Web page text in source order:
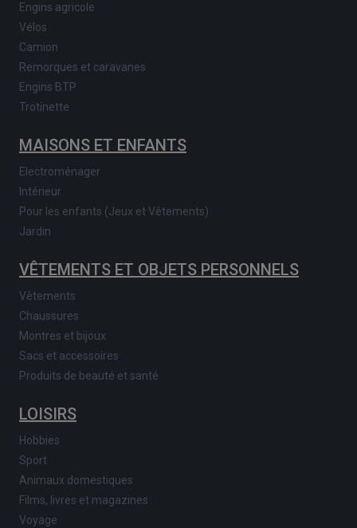
Engins agricole
Vélos
Camion
Remorques et caravanes
Engins BTP
Trotinette
MAISONS ET ENFANTS
Electroménager
Intérieur
Pour les enfants (Jeux et Vêtements)
Jardin
VÊTEMENTS ET OBJETS PERSONNELS
Vêtements
Chaussures
Montres et bijoux
Sacs et accessoires
Produits de beauté et santé
LOISIRS
Hobbies
Sport
Animaux domestiques
Films, livres et magazines
Voyage